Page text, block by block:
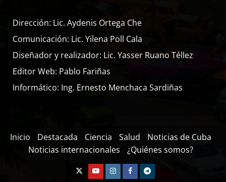
Dirección: Lic. Aydenis Ortega Che
Comunicación: Lic. Yilena Poll Cala
Diseñador y realizador: Lic. Yasser Ruano Téllez
Editor Web: Pablo Fariñas
Informático: Ing. Ernesto Menchaca Sardiñas
Inicio Destacada Ciencia Salud
Noticias de Cuba
Noticias internacionales
¿Quiénes somos?